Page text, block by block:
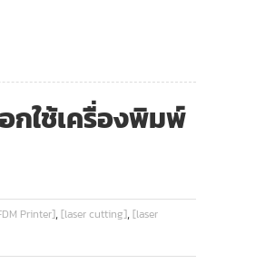
กใช้เครื่องพิมพ์
Printer],[laser cutting],[laser